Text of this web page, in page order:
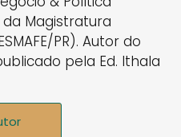
Magistratura
PR). Autor do
pela Ed. Ithala